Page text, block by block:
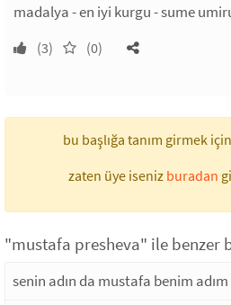
madalya - en iyi kurgu - sume
(3) (0)
bu başlığa tanım girmek için
zaten üye iseniz buradan
"mustafa presheva" ile benzer
senin adın da mustafa benim